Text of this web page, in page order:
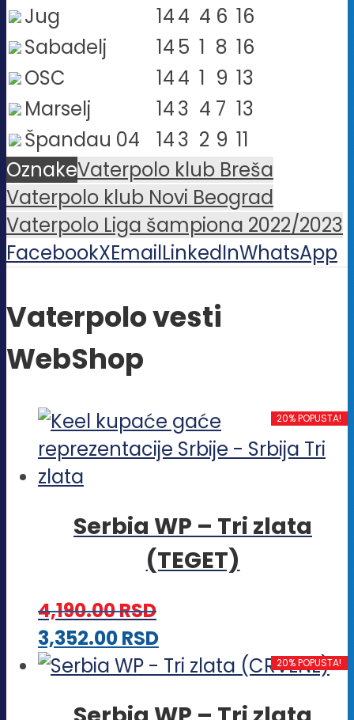
Jug
144 4 6 16
Sabadelj
145 1 8 16
OSC
144 1 9 13
Marselj
143 4 7 13
Špandau 04
143 2 9 11
OznakeVaterpolo klub Breša
Vaterpolo klub Novi Beograd
Vaterpolo Liga šampiona 2022/2023
FacebookXEmailLinkedInWhatsApp
Vaterpolo vesti
WebShop
20% POPUSTA!
Serbia WP – Tri zlata
(TEGET)
4,190.00RSD
3,352.00RSDOvaj
proizvod
20% POPUSTA!